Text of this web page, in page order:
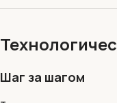
Шаг за шагом